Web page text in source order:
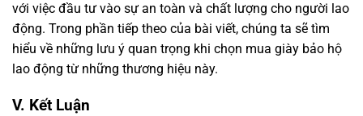
với việc đầu tư vào sự an toàn và chất lượng cho người lao
động. Trong phần tiếp theo của bài viết, chúng ta sẽ tìm
hiểu về những lưu ý quan trọng khi chọn mua giày bảo hộ
lao động từ những thương hiệu này.
V. Kết Luận